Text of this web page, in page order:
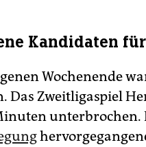
Kandidaten
Wochenende
Das Zweitligaspiel
unterbrochen.